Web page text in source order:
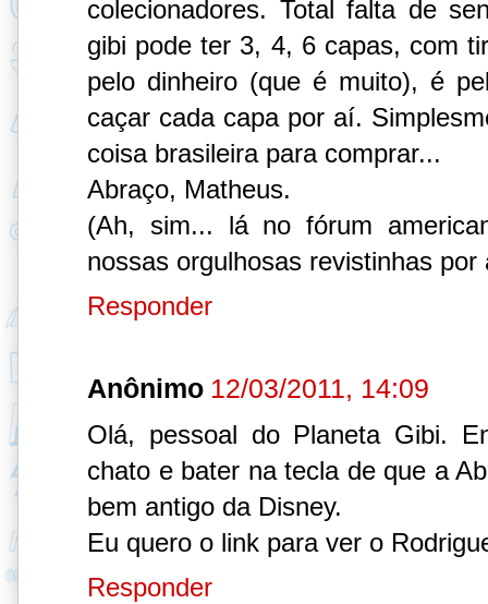
colecionadores. Total falta de
gibi pode ter 3, 4, 6 capas, com
pelo dinheiro (que é muito), é
caçar cada capa por aí.
coisa brasileira para comprar...
Abraço, Matheus.
(Ah, sim... lá no fórum
nossas orgulhosas revistinhas por
Responder
Anônimo 12/03/2011, 14:09
Olá, pessoal do Planeta Gibi.
chato e bater na tecla de que a
bem antigo da Disney.
Eu quero o link para ver o
Responder